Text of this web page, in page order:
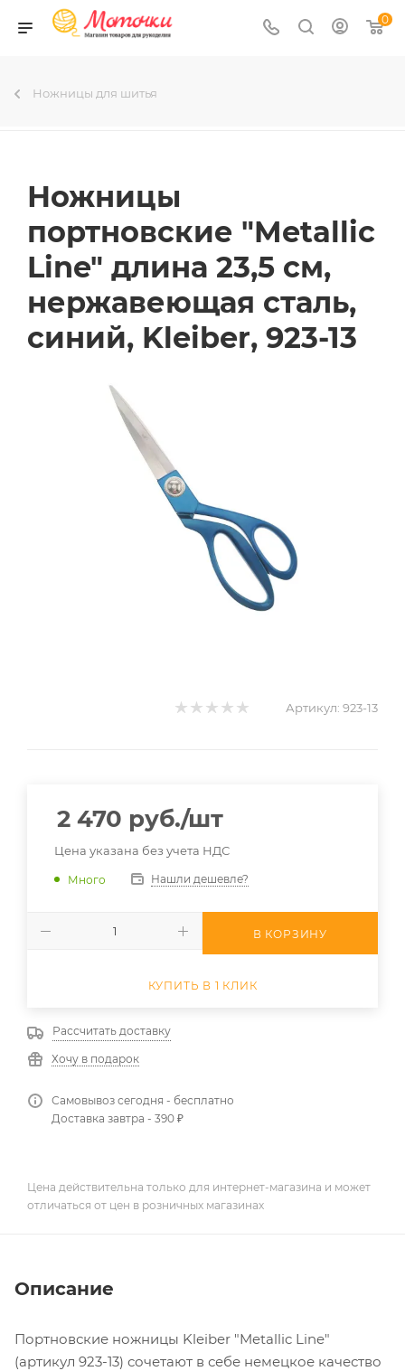
0
Ножницы для шитья
Ножницы
портновские "Metallic
Line" длина 23,5 см,
нержавеющая сталь,
синий, Kleiber, 923-13
Артикул: 923-13
2 470 руб./шт
Цена указана без учета НДС
Много Нашли дешевле?
В КОРЗИНУ
КУПИТЬ В 1 КЛИК
Рассчитать доставку
Хочу в подарок
Самовывоз сегодня - бесплатно
Доставка завтра - 390 ₽
Цена действительна только для интернет-магазина и может
отличаться от цен в розничных магазинах
Описание
Портновские ножницы Kleiber "Metallic Line"
(артикул 923-13) сочетают в себе немецкое качество